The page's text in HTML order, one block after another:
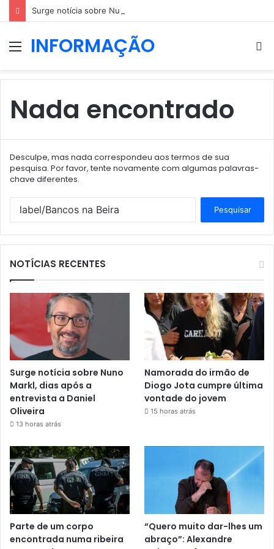
MenuINFORMAÇÃO
Nada encontrado
Desculpe, mas nada correspondeu aos termos de sua
pesquisa. Por favor, tente novamente com algumas palavras-
chave diferentes.
NOTÍCIAS RECENTES
Surge notícia sobre Nuno
Markl, dias após a
entrevista a Daniel
Oliveira
13 horas atrás
Namorada do irmão de
Diogo Jota cumpre última
vontade do jovem
15 horas atrás
Parte de um corpo
encontrada numa ribeira
“Quero muito dar-lhes um
abraço”: Alexandre